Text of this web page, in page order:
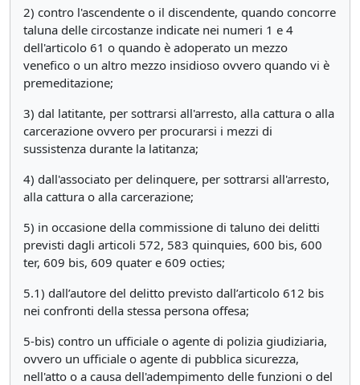
2) contro l'ascendente o il discendente, quando concorre
taluna delle circostanze indicate nei numeri 1 e 4
dell'articolo 61 o quando è adoperato un mezzo
venefico o un altro mezzo insidioso ovvero quando vi è
premeditazione;
3) dal latitante, per sottrarsi all'arresto, alla cattura o alla
carcerazione ovvero per procurarsi i mezzi di
sussistenza durante la latitanza;
4) dall'associato per delinquere, per sottrarsi all'arresto,
alla cattura o alla carcerazione;
5) in occasione della commissione di taluno dei delitti
previsti dagli articoli 572, 583 quinquies, 600 bis, 600
ter, 609 bis, 609 quater e 609 octies;
5.1) dall’autore del delitto previsto dall’articolo 612 bis
nei confronti della stessa persona offesa;
5-bis) contro un ufficiale o agente di polizia giudiziaria,
ovvero un ufficiale o agente di pubblica sicurezza,
nell'atto o a causa dell'adempimento delle funzioni o del